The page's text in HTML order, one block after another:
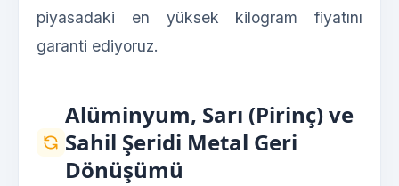
piyasadaki en yüksek kilogram fiyatını
garanti ediyoruz.
Alüminyum, Sarı (Pirinç) ve
Sahil Şeridi Metal Geri
Dönüşümü